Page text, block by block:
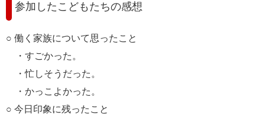
参加したこどもたちの感想
○ 働く家族について思ったこと
・すごかった。
・忙しそうだった。
・かっこよかった。
○ 今日印象に残ったこと